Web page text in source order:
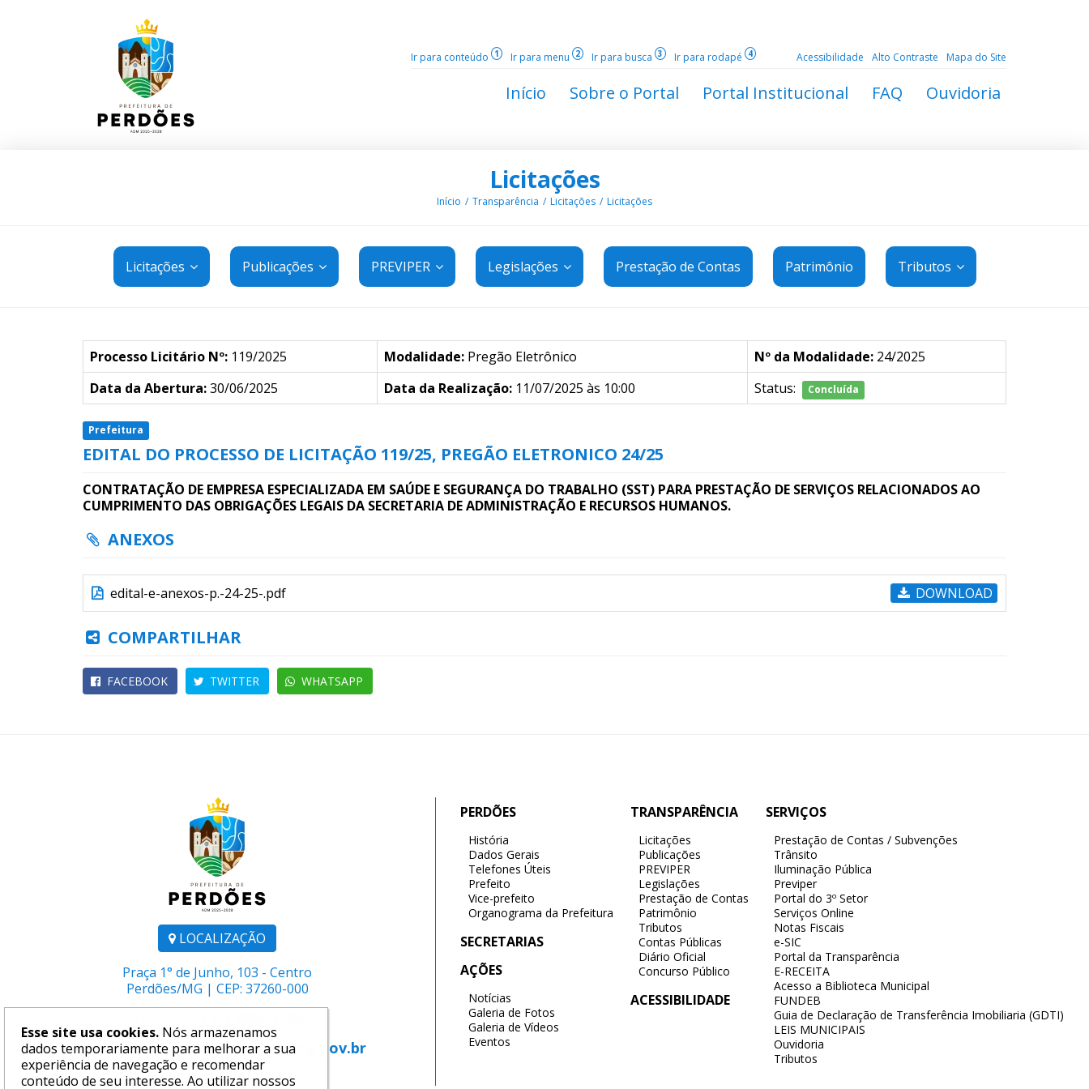
Ir para conteúdo 1 Ir para menu 2 Ir para busca 3 Ir para rodapé 4 Acessibilidade Alto Contraste Mapa do Site
Início Sobre o Portal Portal Institucional FAQ Ouvidoria
Licitações
Início Transparência Licitações Licitações
Licitações Publicações PREVIPER Legislações Prestação de Contas Patrimônio Tributos
Processo Licitário Nº: 119/2025 Modalidade: Pregão Eletrônico Nº da Modalidade: 24/2025
Data da Abertura:30/06/2025 Data da Realização: 11/07/2025 às 10:00 Status: Concluída
Prefeitura
EDITAL DO PROCESSO DE LICITAÇÃO 119/25, PREGÃO ELETRONICO 24/25
CONTRATAÇÃO DE EMPRESA ESPECIALIZADA EM SAÚDE E SEGURANÇA DO TRABALHO (SST) PARA PRESTAÇÃO DE SERVIÇOS RELACIONADOS AO
CUMPRIMENTO DAS OBRIGAÇÕES LEGAIS DA SECRETARIA DE ADMINISTRAÇÃO E RECURSOS HUMANOS.
ANEXOS
edital-e-anexos-p.-24-25-.pdf DOWNLOAD
COMPARTILHAR
FACEBOOK TWITTER WHATSAPP
LOCALIZAÇÃO
Praça 1° de Junho, 103 - Centro
Perdões/MG | CEP: 37260-000
E-mail: comunicacao@perdoes.mg.gov.br
PERDÕES
História
Dados Gerais
Telefones Úteis
Prefeito
Vice-prefeito
Organograma da Prefeitura
SECRETARIAS
AÇÕES
Notícias
Galeria de Fotos
Galeria de Vídeos
Eventos
TRANSPARÊNCIA
Licitações
Publicações
PREVIPER
Legislações
Prestação de Contas
Patrimônio
Tributos
Contas Públicas
Diário Oficial
Concurso Público
ACESSIBILIDADE
SERVIÇOS
Prestação de Contas / Subvenções
Trânsito
Iluminação Pública
Previper
Portal do 3º Setor
Serviços Online
Notas Fiscais
e-SIC
Portal da Transparência
E-RECEITA
Acesso a Biblioteca Municipal
FUNDEB
Guia de Declaração de Transferência Imobiliaria (GDTI)
LEIS MUNICIPAIS
Ouvidoria
Tributos
Esse site usa cookies. Nós armazenamos
dados temporariamente para melhorar a sua
experiência de navegação e recomendar
conteúdo de seu interesse. Ao utilizar nossos